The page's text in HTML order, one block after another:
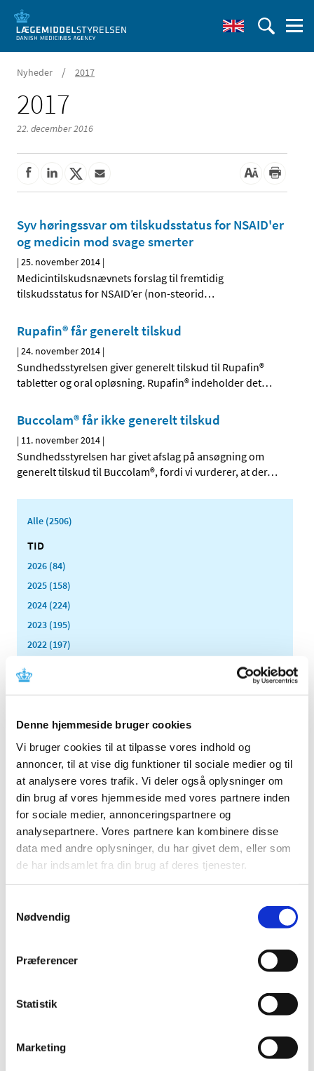
Denne hjemmeside bruger cookies
Vi bruger cookies til at tilpasse vores indhold og
annoncer, til at vise dig funktioner til sociale medier og til
at analysere vores trafik. Vi deler også oplysninger om
din brug af vores hjemmeside med vores partnere inden
for sociale medier, annonceringspartnere og
analysepartnere. Vores partnere kan kombinere disse
data med andre oplysninger, du har givet dem, eller som
de har indsamlet fra din brug af deres tjenester.
Nødvendig
Præferencer
Statistik
Marketing
Nyheder / 2017
2017
22. december 2016
Syv høringssvar om tilskudsstatus for NSAID'er
og medicin mod svage smerter
|25. november 2014 |
Medicintilskudsnævnets forslag til fremtidig
tilskudsstatus for NSAID’er (non-steorid…
Rupafin® får generelt tilskud
|24. november 2014 |
Sundhedsstyrelsen giver generelt tilskud til Rupafin®
tabletter og oral opløsning. Rupafin® indeholder det…
Buccolam® får ikke generelt tilskud
| 11. november 2014 |
Sundhedsstyrelsen har givet afslag på ansøgning om
generelt tilskud til Buccolam®, fordi vi vurderer, at der…
Alle (2506)
TID
2026 (84)
2025 (158)
2024 (224)
2023 (195)
2022 (197)
2020 (263)
2018 (150)
2017 (167)
2016 (167)
2015 (33)
2014 (44)
december (3)
november (3)
oktober (1)
juli (2)
april (2)
februar (6)
2013 (49)